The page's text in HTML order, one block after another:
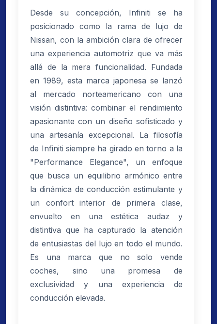
Desde su concepción, Infiniti se ha
posicionado como la rama de lujo de
Nissan, con la ambición clara de ofrecer
una experiencia automotriz que va más
allá de la mera funcionalidad. Fundada
en 1989, esta marca japonesa se lanzó
al mercado norteamericano con una
visión distintiva: combinar el rendimiento
apasionante con un diseño sofisticado y
una artesanía excepcional. La filosofía
de Infiniti siempre ha girado en torno a la
"Performance Elegance", un enfoque
que busca un equilibrio armónico entre
la dinámica de conducción estimulante y
un confort interior de primera clase,
envuelto en una estética audaz y
distintiva que ha capturado la atención
de entusiastas del lujo en todo el mundo.
Es una marca que no solo vende
coches, sino una promesa de
exclusividad y una experiencia de
conducción elevada.